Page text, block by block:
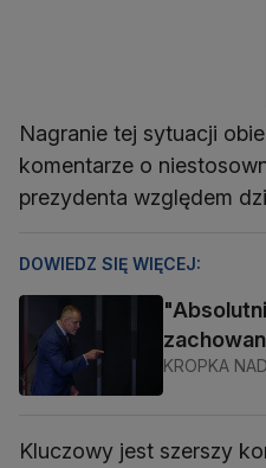
Nagranie tej sytuacji
komentarze o
prezydenta względem
DOWIEDZ SIĘ WIĘCEJ:
KROPKA
Kluczowy jest szerszy